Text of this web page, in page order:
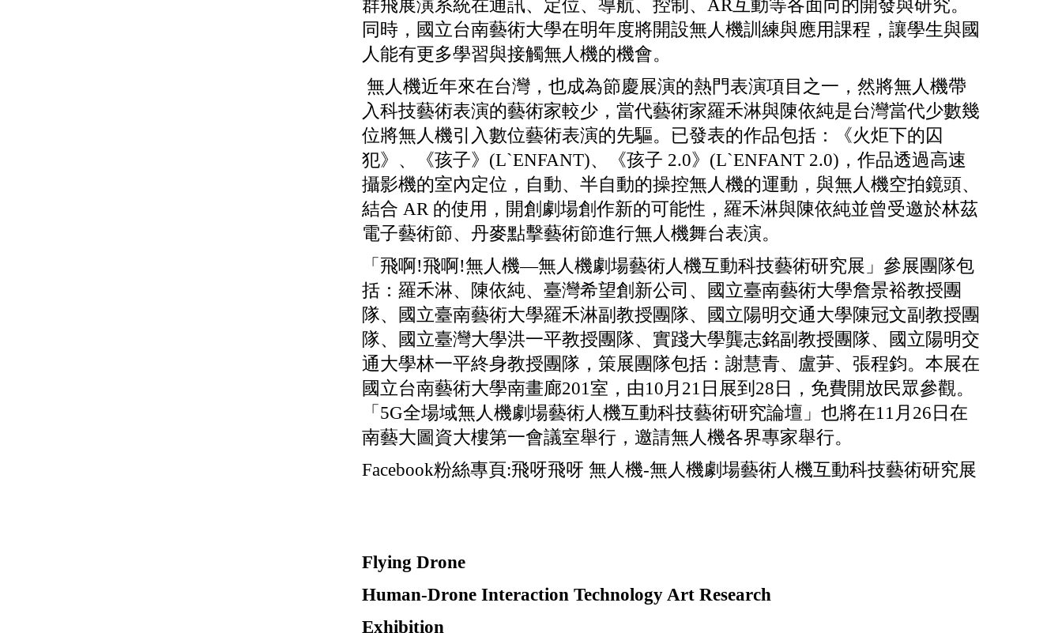
群飛展演系統在通訊、定位、導航、控制、AR互動等各面向的開發與研究。
同時，國立台南藝術大學在明年度將開設無人機訓練與應用課程，讓學生與國
人能有更多學習與接觸無人機的機會。
無人機近年來在台灣，也成為節慶展演的熱門表演項目之一，然將無人機帶
入科技藝術表演的藝術家較少，當代藝術家羅禾淋與陳依純是台灣當代少數幾
位將無人機引入數位藝術表演的先驅。已發表的作品包括：《火炬下的囚
犯》、《孩子》(L`ENFANT)、《孩子 2.0》(L`ENFANT 2.0)，作品透過高速
攝影機的室內定位，自動、半自動的操控無人機的運動，與無人機空拍鏡頭、
結合 AR 的使用，開創劇場創作新的可能性，羅禾淋與陳依純並曾受邀於林茲
電子藝術節、丹麥點擊藝術節進行無人機舞台表演。
「飛啊!飛啊!無人機—無人機劇場藝術人機互動科技藝術研究展」參展團隊包
括：羅禾淋、陳依純、臺灣希望創新公司、國立臺南藝術大學詹景裕教授團
隊、國立臺南藝術大學羅禾淋副教授團隊、國立陽明交通大學陳冠文副教授團
隊、國立臺灣大學洪一平教授團隊、實踐大學龔志銘副教授團隊、國立陽明交
通大學林一平終身教授團隊，策展團隊包括：謝慧青、盧芛、張程鈞。本展在
國立台南藝術大學南畫廊201室，由10月21日展到28日，免費開放民眾參觀。
「5G全場域無人機劇場藝術人機互動科技藝術研究論壇」也將在11月26日在
南藝大圖資大樓第一會議室舉行，邀請無人機各界專家舉行。
Facebook粉絲專頁:飛呀飛呀 無人機-無人機劇場藝術人機互動科技藝術研究展
Flying Drone
Human-Drone Interaction Technology Art Research
Exhibition